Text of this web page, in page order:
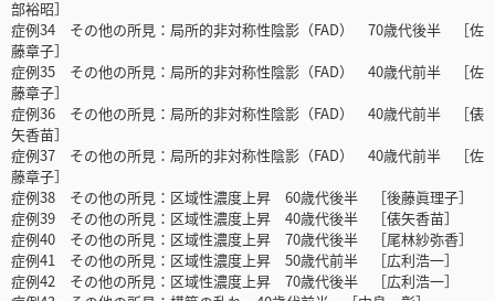
部裕昭］
症例34 その他の所見：局所的非対称性陰影（FAD） 70歳代後半 ［佐
藤章子］
症例35 その他の所見：局所的非対称性陰影（FAD） 40歳代前半 ［佐
藤章子］
症例36 その他の所見：局所的非対称性陰影（FAD） 40歳代前半 ［俵
矢香苗］
症例37 その他の所見：局所的非対称性陰影（FAD） 40歳代前半 ［佐
藤章子］
症例38 その他の所見：区域性濃度上昇 60歳代後半 ［後藤眞理子］
症例39 その他の所見：区域性濃度上昇 40歳代後半 ［俵矢香苗］
症例40 その他の所見：区域性濃度上昇 70歳代後半 ［尾林紗弥香］
症例41 その他の所見：区域性濃度上昇 50歳代前半 ［広利浩一］
症例42 その他の所見：区域性濃度上昇 70歳代後半 ［広利浩一］